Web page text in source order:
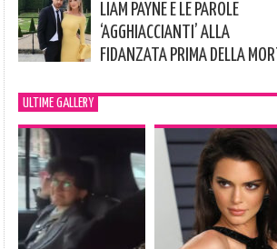
LIAM PAYNE E LE PAROLE
‘AGGHIACCIANTI’ ALLA
FIDANZATA PRIMA DELLA
ULTIME GALLERY